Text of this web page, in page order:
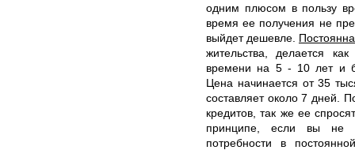
одним плюсом в пользу
время ее получения не
выйдет дешевле.
жительства, делается
времени на 5 - 10 лет и
Цена начинается от 35
составляет около 7 дней.
кредитов, так же ее
принципе, если вы не
потребности в